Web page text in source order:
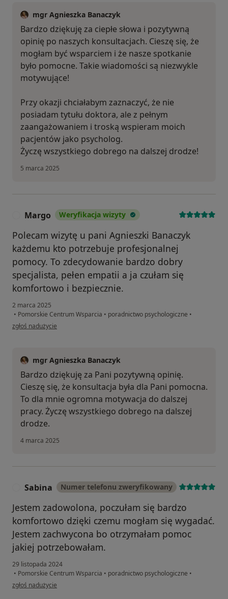
mgr Agnieszka Banaczyk
Bardzo dziękuję za ciepłe słowa i pozytywną
opinię po naszych konsultacjach. Cieszę się, że
mogłam być wsparciem i że nasze spotkanie
było pomocne. Takie wiadomości są niezwykle
motywujące!
Przy okazji chciałabym zaznaczyć, że nie
posiadam tytułu doktora, ale z pełnym
zaangażowaniem i troską wspieram moich
pacjentów jako psycholog.
Życzę wszystkiego dobrego na dalszej drodze!
5 marca 2025
Margo Weryfikacja wizyty
Polecam wizytę u pani Agnieszki Banaczyk
każdemu kto potrzebuje profesjonalnej
pomocy. To zdecydowanie bardzo dobry
specjalista, pełen empatii a ja czułam się
komfortowo i bezpiecznie.
2 marca 2025
• Pomorskie Centrum Wsparcia • poradnictwo psychologiczne •
w opinii użytkownika Margo
zgłoś nadużycie
mgr Agnieszka Banaczyk
Bardzo dziękuję za Pani pozytywną opinię.
Cieszę się, że konsultacja była dla Pani pomocna.
To dla mnie ogromna motywacja do dalszej
pracy. Życzę wszystkiego dobrego na dalszej
drodze.
4 marca 2025
Sabina Numer telefonu zweryfikowany
Jestem zadowolona, poczułam się bardzo
komfortowo dzięki czemu mogłam się wygadać.
Jestem zachwycona bo otrzymałam pomoc
jakiej potrzebowałam.
29 listopada 2024
• Pomorskie Centrum Wsparcia • poradnictwo psychologiczne •
w opinii użytkownika Sabina
zgłoś nadużycie